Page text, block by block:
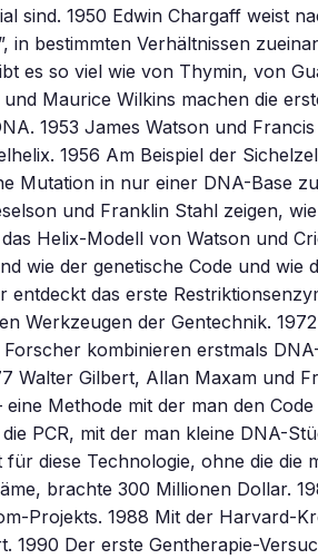
sind. 1950 Edwin Chargaff weist
in bestimmten Verhältnissen
es so viel wie von Thymin, von
Maurice Wilkins machen die
1953 James Watson und
1956 Am Beispiel der
Mutation in nur einer DNA-Base
und Franklin Stahl zeigen,
Helix-Modell von Watson und
wie der genetische Code und wie
das erste
Werkzeugen der Gentechnik.
kombinieren erstmals
Walter Gilbert, Allan Maxam und
Methode mit der man den
PCR, mit der man kleine DNA-
diese Technologie, ohne die die
brachte 300 Millionen Dollar.
Projekts. 1988 Mit der Harvard-
1990 Der erste Gentherapie-